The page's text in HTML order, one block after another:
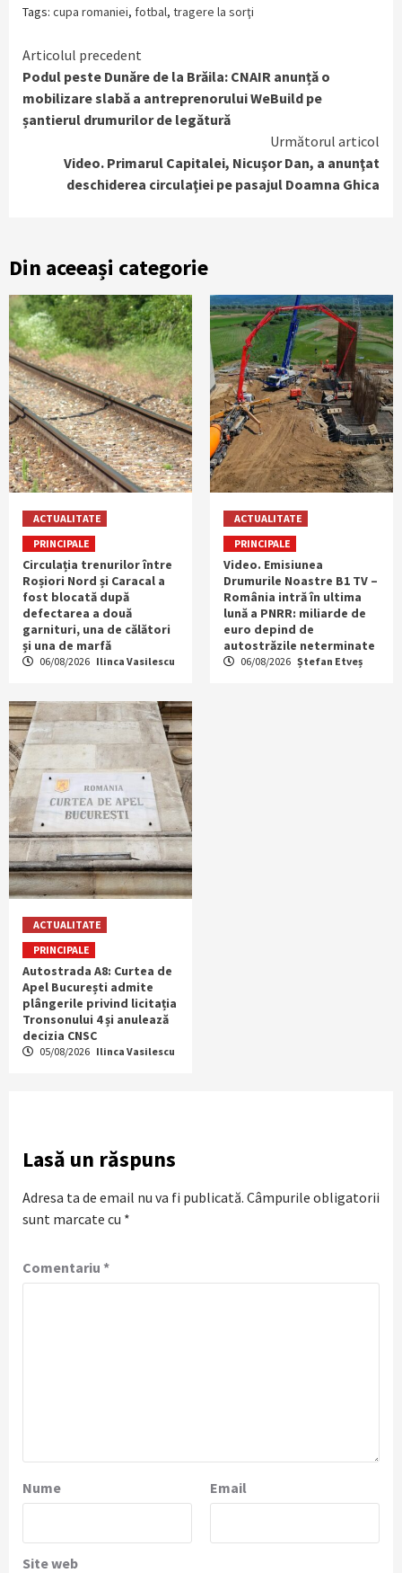
Tags: cupa romaniei, fotbal, tragere la sorţi
Continue
Reading
Articolul precedent
Podul peste Dunăre de la Brăila: CNAIR anunță o
mobilizare slabă a antreprenorului WeBuild pe
șantierul drumurilor de legătură
Următorul articol
Video. Primarul Capitalei, Nicuşor Dan, a anunţat
deschiderea circulaţiei pe pasajul Doamna Ghica
Din aceeași categorie
ACTUALITATE
PRINCIPALE
Circulația trenurilor între
Roșiori Nord și Caracal a
fost blocată după
defectarea a două
garnituri, una de călători
și una de marfă
06/08/2026 Ilinca Vasilescu
ACTUALITATE
PRINCIPALE
Video. Emisiunea
Drumurile Noastre B1 TV –
România intră în ultima
lună a PNRR: miliarde de
euro depind de
autostrăzile neterminate
06/08/2026 Ștefan Etveș
ACTUALITATE
PRINCIPALE
Autostrada A8: Curtea de
Apel București admite
plângerile privind licitația
Tronsonului 4 și anulează
decizia CNSC
05/08/2026 Ilinca Vasilescu
Lasă un răspuns
Adresa ta de email nu va fi publicată. Câmpurile obligatorii
sunt marcate cu *
Comentariu *
Nume Email
Site web